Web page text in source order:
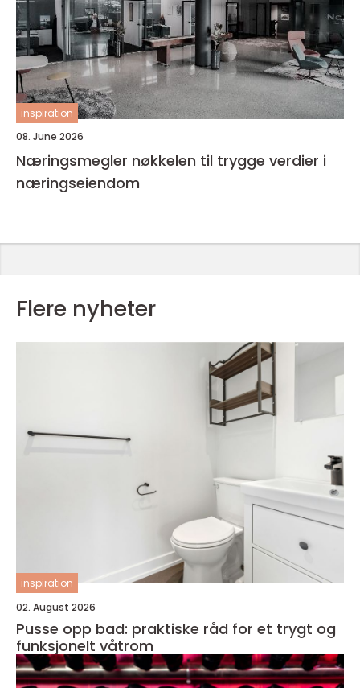
inspiration
08. June 2026
Næringsmegler nøkkelen til trygge verdier i
næringseiendom
Flere nyheter
inspiration
02. August 2026
Pusse opp bad: praktiske råd for et trygt og
funksjonelt våtrom